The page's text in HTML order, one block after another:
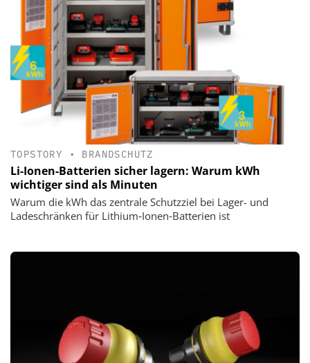
TOPSTORY • BRANDSCHUTZ
Li-Ionen-Batterien sicher lagern: Warum kWh
wichtiger sind als Minuten
Warum die kWh das zentrale Schutzziel bei Lager- und
Ladeschränken für Lithium‑Ionen‑Batterien ist